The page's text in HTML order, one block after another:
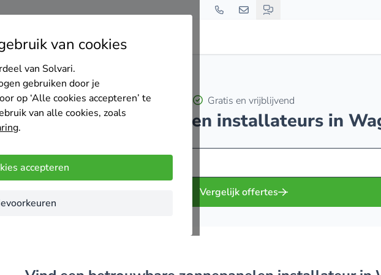
van cookies
van Solvari.
gebruiken door je
op ‘Alle cookies accepteren’ te
van alle cookies, zoals
.
accepteren
Wageningen
Gratis en vrijblijvend
Top 20 zonnepanelen installateurs in
Vergelijk offertes